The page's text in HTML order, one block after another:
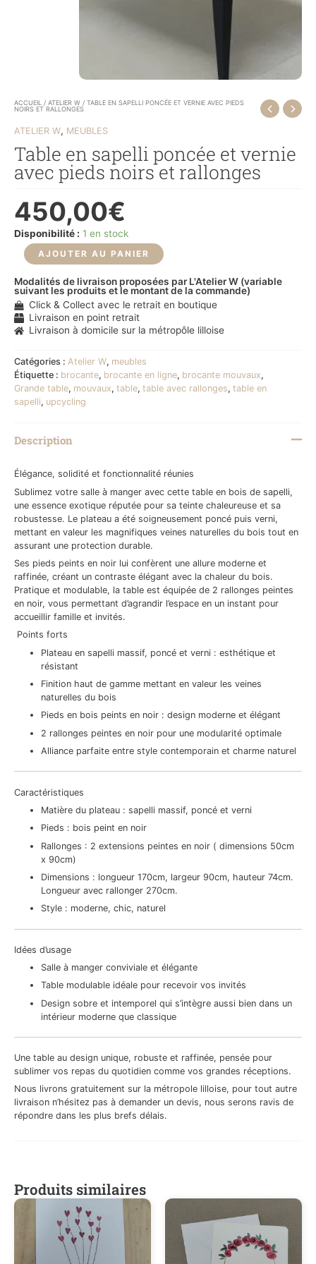
ACCUEIL / ATELIER W / TABLE EN SAPELLI PONCÉE ET VERNIE AVEC PIEDS
NOIRS ET RALLONGES
ATELIER W, MEUBLES
Table en sapelli poncée et vernie
avec pieds noirs et rallonges
450,00€
Disponibilité : 1 en stock
AJOUTER AU PANIER
Modalités de livraison proposées par L'Atelier W (variable
suivant les produits et le montant de la commande)
Click & Collect avec le retrait en boutique
Livraison en point retrait
Livraison à domicile sur la métropôle lilloise
Catégories : Atelier W, meubles
Étiquette : brocante, brocante en ligne, brocante mouvaux,
Grande table, mouvaux, table, table avec rallonges, table en
sapelli, upcycling
Description
Élégance, solidité et fonctionnalité réunies
Sublimez votre salle à manger avec cette table en bois de sapelli,
une essence exotique réputée pour sa teinte chaleureuse et sa
robustesse. Le plateau a été soigneusement poncé puis verni,
mettant en valeur les magnifiques veines naturelles du bois tout en
assurant une protection durable.
Ses pieds peints en noir lui confèrent une allure moderne et
raffinée, créant un contraste élégant avec la chaleur du bois.
Pratique et modulable, la table est équipée de 2 rallonges peintes
en noir, vous permettant d’agrandir l’espace en un instant pour
accueillir famille et invités.
Points forts
Plateau en sapelli massif, poncé et verni : esthétique et
résistant
Finition haut de gamme mettant en valeur les veines
naturelles du bois
Pieds en bois peints en noir : design moderne et élégant
2 rallonges peintes en noir pour une modularité optimale
Alliance parfaite entre style contemporain et charme naturel
Caractéristiques
Matière du plateau : sapelli massif, poncé et verni
Pieds : bois peint en noir
Rallonges : 2 extensions peintes en noir ( dimensions 50cm
x 90cm)
Dimensions : longueur 170cm, largeur 90cm, hauteur 74cm.
Longueur avec rallonger 270cm.
Style : moderne, chic, naturel
Idées d’usage
Salle à manger conviviale et élégante
Table modulable idéale pour recevoir vos invités
Design sobre et intemporel qui s’intègre aussi bien dans un
intérieur moderne que classique
Une table au design unique, robuste et raffinée, pensée pour
sublimer vos repas du quotidien comme vos grandes réceptions.
Nous livrons gratuitement sur la métropole lilloise, pour tout autre
livraison n’hésitez pas à demander un devis, nous serons ravis de
répondre dans les plus brefs délais.
Produits similaires